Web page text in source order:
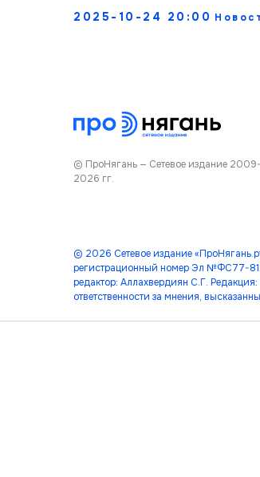
2025-10-24 20:00
© ПроНягань — Сетевое издание 2009-
2026 гг.
© 2026 Сетевое издание
регистрационный номер Эл №ФС77-
редактор: Аллахвердиян С.Г.
ответственности за мнения,